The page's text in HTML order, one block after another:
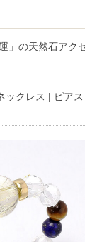
」の天然石アク
ックレス | ピアス